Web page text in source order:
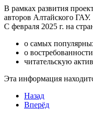
В рамках развития
авторов Алтайского ГАУ.
С февраля 2025 г. на
о самых
о
читательскую
Эта информация
Назад
Вперёд